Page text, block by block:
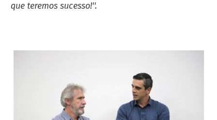
que teremos sucesso!''.